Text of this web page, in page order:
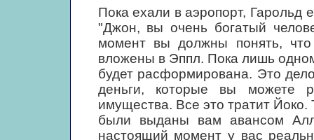
Пока ехали в аэропорт, Гарольд
"Джон, вы очень богатый
момент вы должны понять,
вложены в Эппл. Пока лишь
будет расформирована. Это
деньги, которые вы можете
имущества. Все это тратит
были выданы вам авансом
настоящий момент у вас